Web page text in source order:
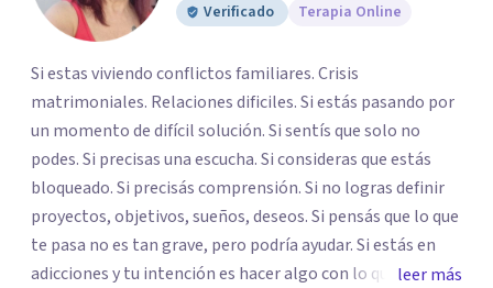
Verificado
Terapia Online
Si estas viviendo conflictos familiares. Crisis
matrimoniales. Relaciones dificiles. Si estás pasando por
un momento de difícil solución. Si sentís que solo no
podes. Si precisas una escucha. Si consideras que estás
bloqueado. Si precisás comprensión. Si no logras definir
proyectos, objetivos, sueños, deseos. Si pensás que lo que
te pasa no es tan grave, pero podría ayudar. Si estás en
adicciones y tu intención es hacer algo con lo que te está
leer más